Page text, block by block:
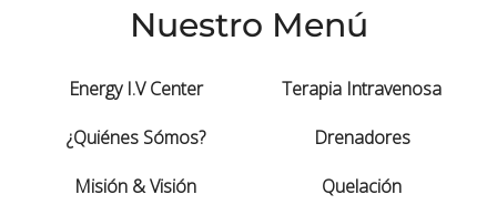
Nuestro Menú
Energy I.V Center
¿Quiénes Sómos?
Misión & Visión
Terapia Intravenosa
Drenadores
Quelación